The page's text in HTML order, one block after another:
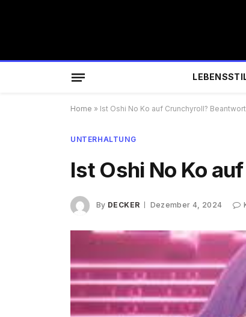
Home » Ist Oshi No Ko auf Crunchyroll?
UNTERHALTUNG
Ist Oshi No Ko
By DECKER Dezember 4, 2024